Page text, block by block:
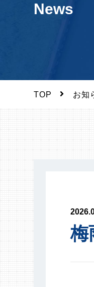
News
TOP お知
梅